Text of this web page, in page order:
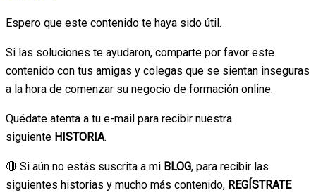
Espero que este contenido te haya sido útil.
Si las soluciones te ayudaron, comparte por favor este
contenido con tus amigas y colegas que se sientan inseguras
a la hora de comenzar su negocio de formación online.
Quédate atenta a tu e-mail para recibir nuestra
siguiente HISTORIA.
🔴 Si aún no estás suscrita a mi BLOG, para recibir las
siguientes historias y mucho más contenido, REGÍSTRATE